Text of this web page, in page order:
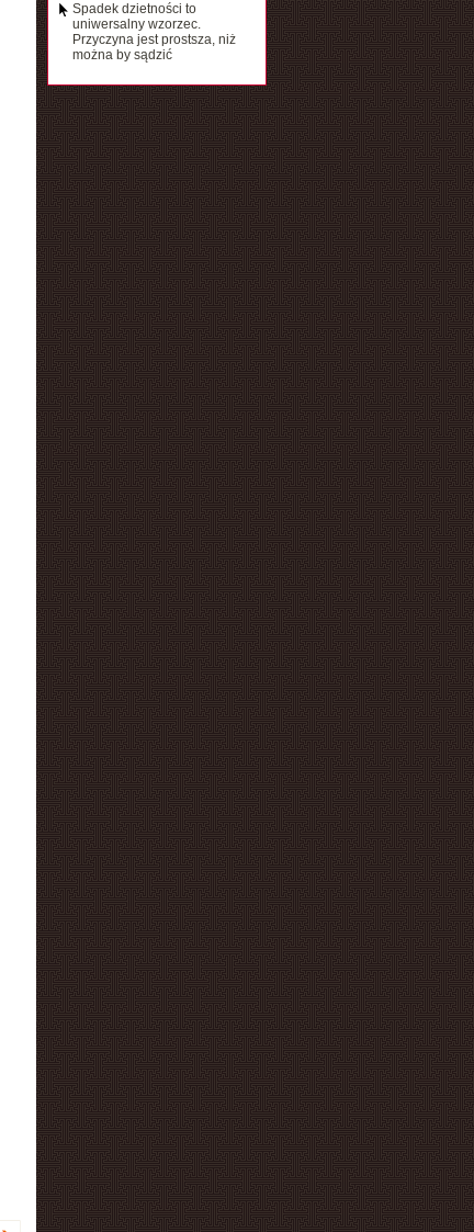
Spadek dzietności to
uniwersalny wzorzec.
Przyczyna jest prostsza, niż
można by sądzić